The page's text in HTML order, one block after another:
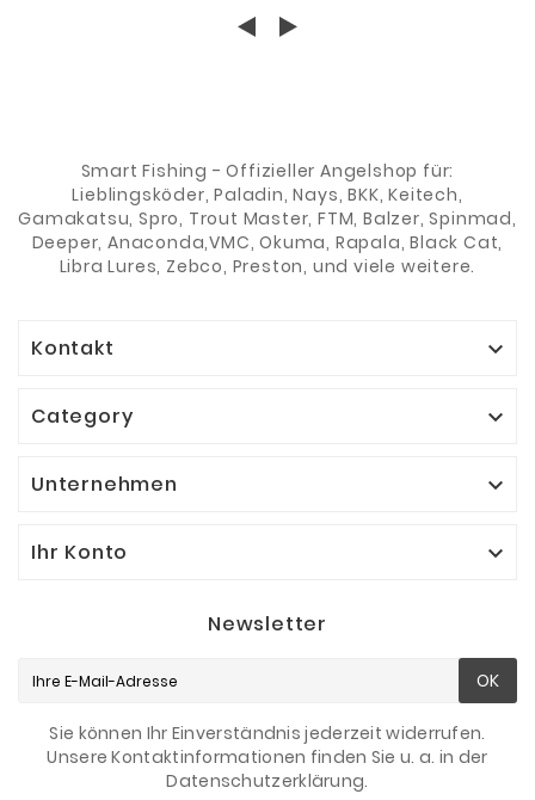
Smart Fishing - Offizieller Angelshop für:
Lieblingsköder, Paladin, Nays, BKK, Keitech,
Gamakatsu, Spro, Trout Master, FTM, Balzer, Spinmad,
Deeper, Anaconda,VMC, Okuma, Rapala, Black Cat,
Libra Lures, Zebco, Preston, und viele weitere.
Kontakt 
Category 
Unternehmen 
Ihr Konto 
Newsletter
OK
Sie können Ihr Einverständnis jederzeit widerrufen.
Unsere Kontaktinformationen finden Sie u. a. in der
Datenschutzerklärung.